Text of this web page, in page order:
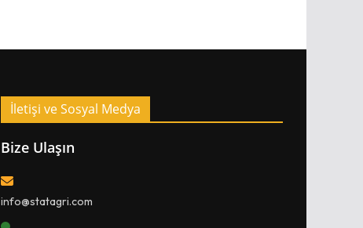
İletişi ve Sosyal Medya
Bize Ulaşın
info@statagri.com